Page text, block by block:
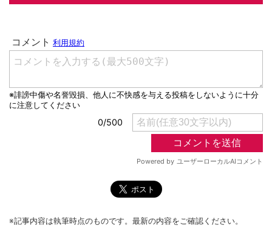
※記事内容は執筆時点のものです。最新の内容をご確認ください。